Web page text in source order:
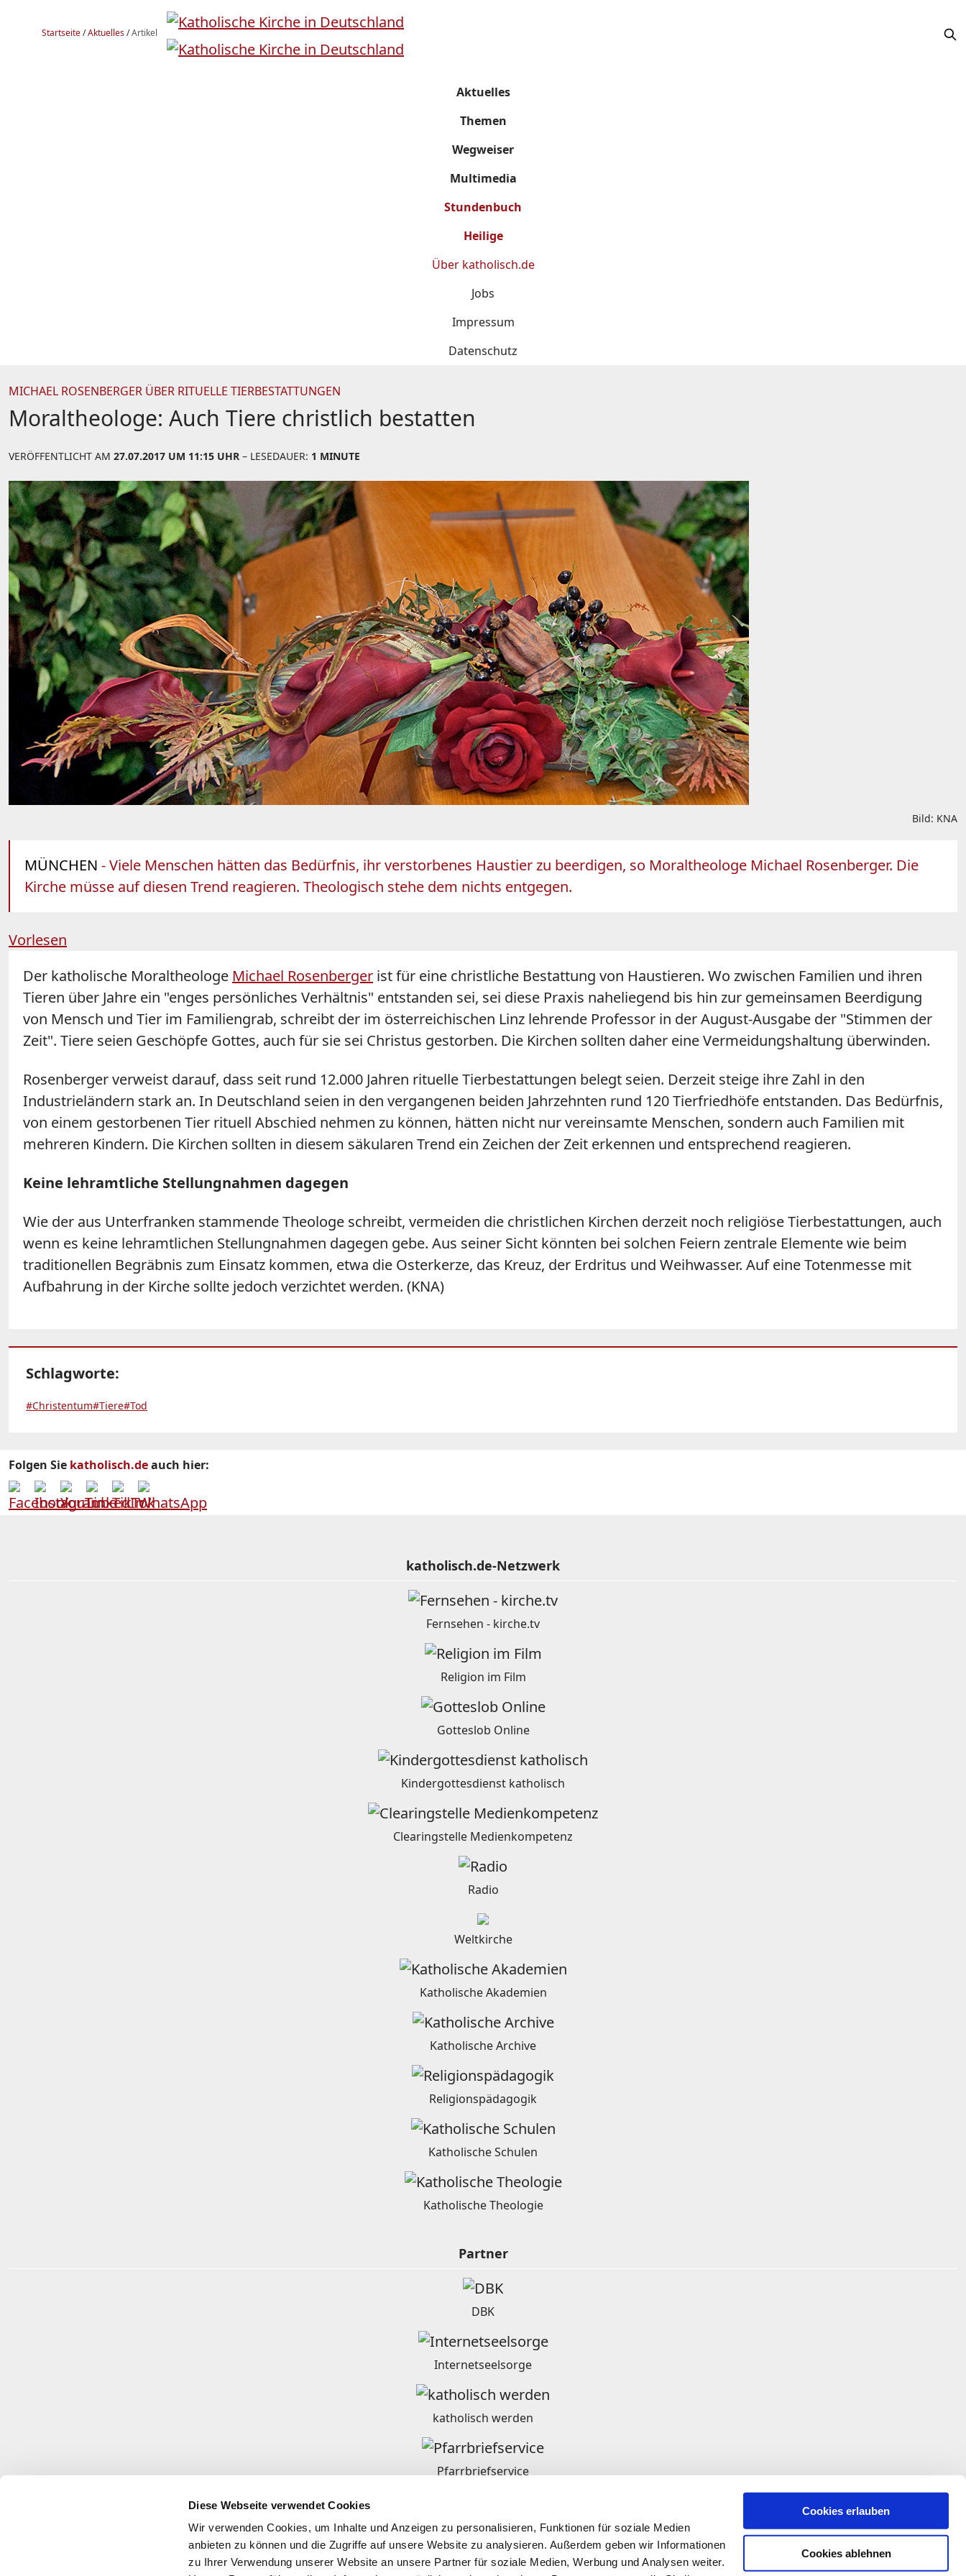
Diese Webseite verwendet Cookies
Wir verwenden Cookies, um Inhalte und Anzeigen zu personalisieren, Funktionen für soziale Medien
anbieten zu können und die Zugriffe auf unsere Website zu analysieren. Außerdem geben wir Informationen
zu Ihrer Verwendung unserer Website an unsere Partner für soziale Medien, Werbung und Analysen weiter.
Cookies erlauben
Cookies ablehnen
Startseite/Aktuelles/Artikel
Aktuelles
Themen
Wegweiser
Multimedia
Stundenbuch
Heilige
Über katholisch.de
Jobs
Impressum
Datenschutz
MICHAEL ROSENBERGER ÜBER RITUELLE TIERBESTATTUNGEN
Moraltheologe: Auch Tiere christlich bestatten
VERÖFFENTLICHT AM 27.07.2017 UM 11:15 UHR – LESEDAUER: 1 MINUTE
Bild: KNA
MÜNCHEN - Viele Menschen hätten das Bedürfnis, ihr verstorbenes Haustier zu beerdigen, so Moraltheologe Michael Rosenberger. Die
Kirche müsse auf diesen Trend reagieren. Theologisch stehe dem nichts entgegen.
Vorlesen
Der katholische Moraltheologe Michael Rosenberger ist für eine christliche Bestattung von Haustieren. Wo zwischen Familien und ihren
Tieren über Jahre ein "enges persönliches Verhältnis" entstanden sei, sei diese Praxis naheliegend bis hin zur gemeinsamen Beerdigung
von Mensch und Tier im Familiengrab, schreibt der im österreichischen Linz lehrende Professor in der August-Ausgabe der "Stimmen der
Zeit". Tiere seien Geschöpfe Gottes, auch für sie sei Christus gestorben. Die Kirchen sollten daher eine Vermeidungshaltung überwinden.
Rosenberger verweist darauf, dass seit rund 12.000 Jahren rituelle Tierbestattungen belegt seien. Derzeit steige ihre Zahl in den
Industrieländern stark an. In Deutschland seien in den vergangenen beiden Jahrzehnten rund 120 Tierfriedhöfe entstanden. Das Bedürfnis,
von einem gestorbenen Tier rituell Abschied nehmen zu können, hätten nicht nur vereinsamte Menschen, sondern auch Familien mit
mehreren Kindern. Die Kirchen sollten in diesem säkularen Trend ein Zeichen der Zeit erkennen und entsprechend reagieren.
Keine lehramtliche Stellungnahmen dagegen
Wie der aus Unterfranken stammende Theologe schreibt, vermeiden die christlichen Kirchen derzeit noch religiöse Tierbestattungen, auch
wenn es keine lehramtlichen Stellungnahmen dagegen gebe. Aus seiner Sicht könnten bei solchen Feiern zentrale Elemente wie beim
traditionellen Begräbnis zum Einsatz kommen, etwa die Osterkerze, das Kreuz, der Erdritus und Weihwasser. Auf eine Totenmesse mit
Aufbahrung in der Kirche sollte jedoch verzichtet werden. (KNA)
Schlagworte:
#Christentum#Tiere#Tod
Folgen Sie katholisch.deauch hier:
katholisch.de-Netzwerk
Fernsehen - kirche.tv
Religion im Film
Gotteslob Online
Kindergottesdienst katholisch
Clearingstelle Medienkompetenz
Radio
Weltkirche
Katholische Akademien
Katholische Archive
Religionspädagogik
Katholische Schulen
Katholische Theologie
Partner
DBK
Internetseelsorge
katholisch werden
Pfarrbriefservice
Ordensgemeinschaften in Deutschland